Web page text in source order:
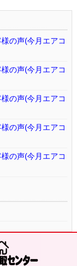
の声(今月エアコ
の声(今月エアコ
の声(今月エアコ
の声(今月エアコ
の声(今月エアコ